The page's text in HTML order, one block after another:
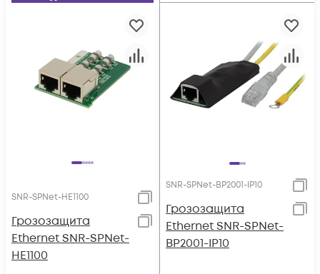
SNR-SPNet-HE1100
Грозозащита
Ethernet SNR-SPNet-
HE1100
SNR-SPNet-BP2001-IP10
Грозозащита
Ethernet SNR-SPNet-
BP2001-IP10